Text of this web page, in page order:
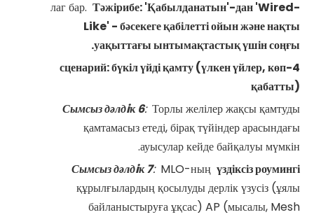
лаг бар. Тәжірибе: 'Қабылданатын'-дан 'Wired-
Like' - бәсекеге қабілетті ойын және нақты
уақыттағы ынтымақтастық үшін соңғы.
4-сценарий: бүкіл үйді қамту (үлкен үйлер, көп
қабатты)
Сымсыз дәлдiк6: Торлы желілер жақсы қамтуды
қамтамасыз етеді, бірақ түйіндер арасындағы
ауысулар кейде байқалуы мүмкін.
Сымсыз дәлдiк7: MLO-ның үздіксіз роумингі
құрылғылардың қосылуды дерлік үзусіз (ұялы
байланыстыруға ұқсас) AP (мысалы, Mesh